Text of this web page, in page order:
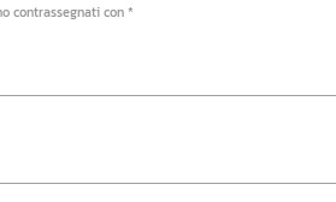
contrassegnati con *